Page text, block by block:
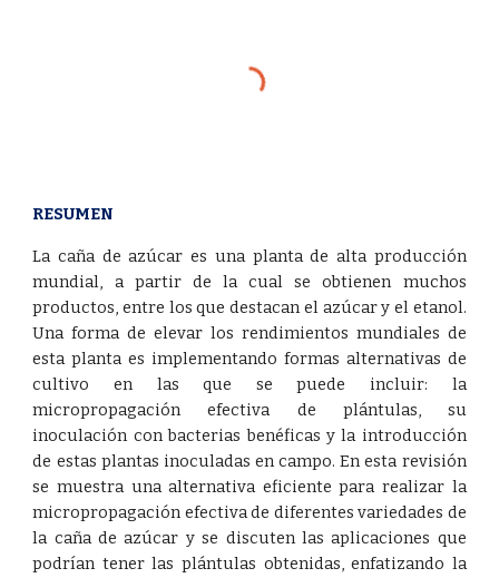
RESUMEN
La caña de azúcar es una planta de alta producción
mundial, a partir de la cual se obtienen muchos
productos, entre los que destacan el azúcar y el etanol.
Una forma de elevar los rendimientos mundiales de
esta planta es implementando formas alternativas de
cultivo en las que se puede incluir: la
micropropagación efectiva de plántulas, su
inoculación con bacterias benéficas y la introducción
de estas plantas inoculadas en campo. En esta revisión
se muestra una alternativa eficiente para realizar la
micropropagación efectiva de diferentes variedades de
la caña de azúcar y se discuten las aplicaciones que
podrían tener las plántulas obtenidas, enfatizando la